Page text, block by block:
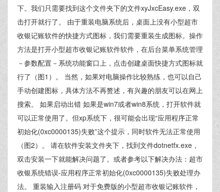
下。我们只需要找到这个文件夹下的文件xyJxcEasy.exe，双
击打开就行了。 由于重装电脑系统后，桌面上没有小型超市
收银记账软件的快捷方式图标，我们需要重装生成图标。操作
方法是打开小型超市收银记账软件软件，在后台菜单系统管理
－参数配置－系统功能窗口上，点击创建桌面快捷方式图标就
行了（图1）。 当然，如果对电脑操作比较熟练，也可以自己
手动创建图标，具体方法不再赘述，有兴趣的朋友可以在网上
搜索。 如果启动出错 如果是win7或者win8系统，打开软件就
可以正常使用了。但xp系统下，很可能会出现“应用程序正常
初始化(0xc0000135)失败”这个提示，同时软件无法正常使用
（图2）。 请在软件安装文件夹下，找到文件dotnetfx.exe，
双击安装一下就能解决问题了。或者参考以下解决办法：超市
收银系统错误-应用程序正常初始化(0xc0000135)失败处理办
法。 重装输入注册码 对于免费版的小型超市收银记账软件，